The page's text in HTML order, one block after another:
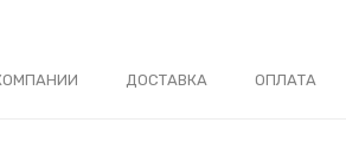
ДОСТАВКА ОПЛАТА